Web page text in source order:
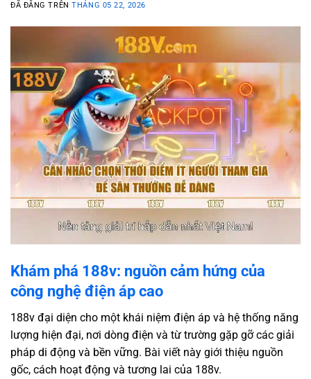
ĐÃ ĐĂNG TRÊNTHÁNG 05 22, 2026
Khám phá 188v: nguồn cảm hứng của
công nghệ điện áp cao
188v đại diện cho một khái niệm điện áp và hệ thống năng
lượng hiện đại, nơi dòng điện và từ trường gặp gỡ các giải
pháp di động và bền vững. Bài viết này giới thiệu nguồn
gốc, cách hoạt động và tương lai của 188v.